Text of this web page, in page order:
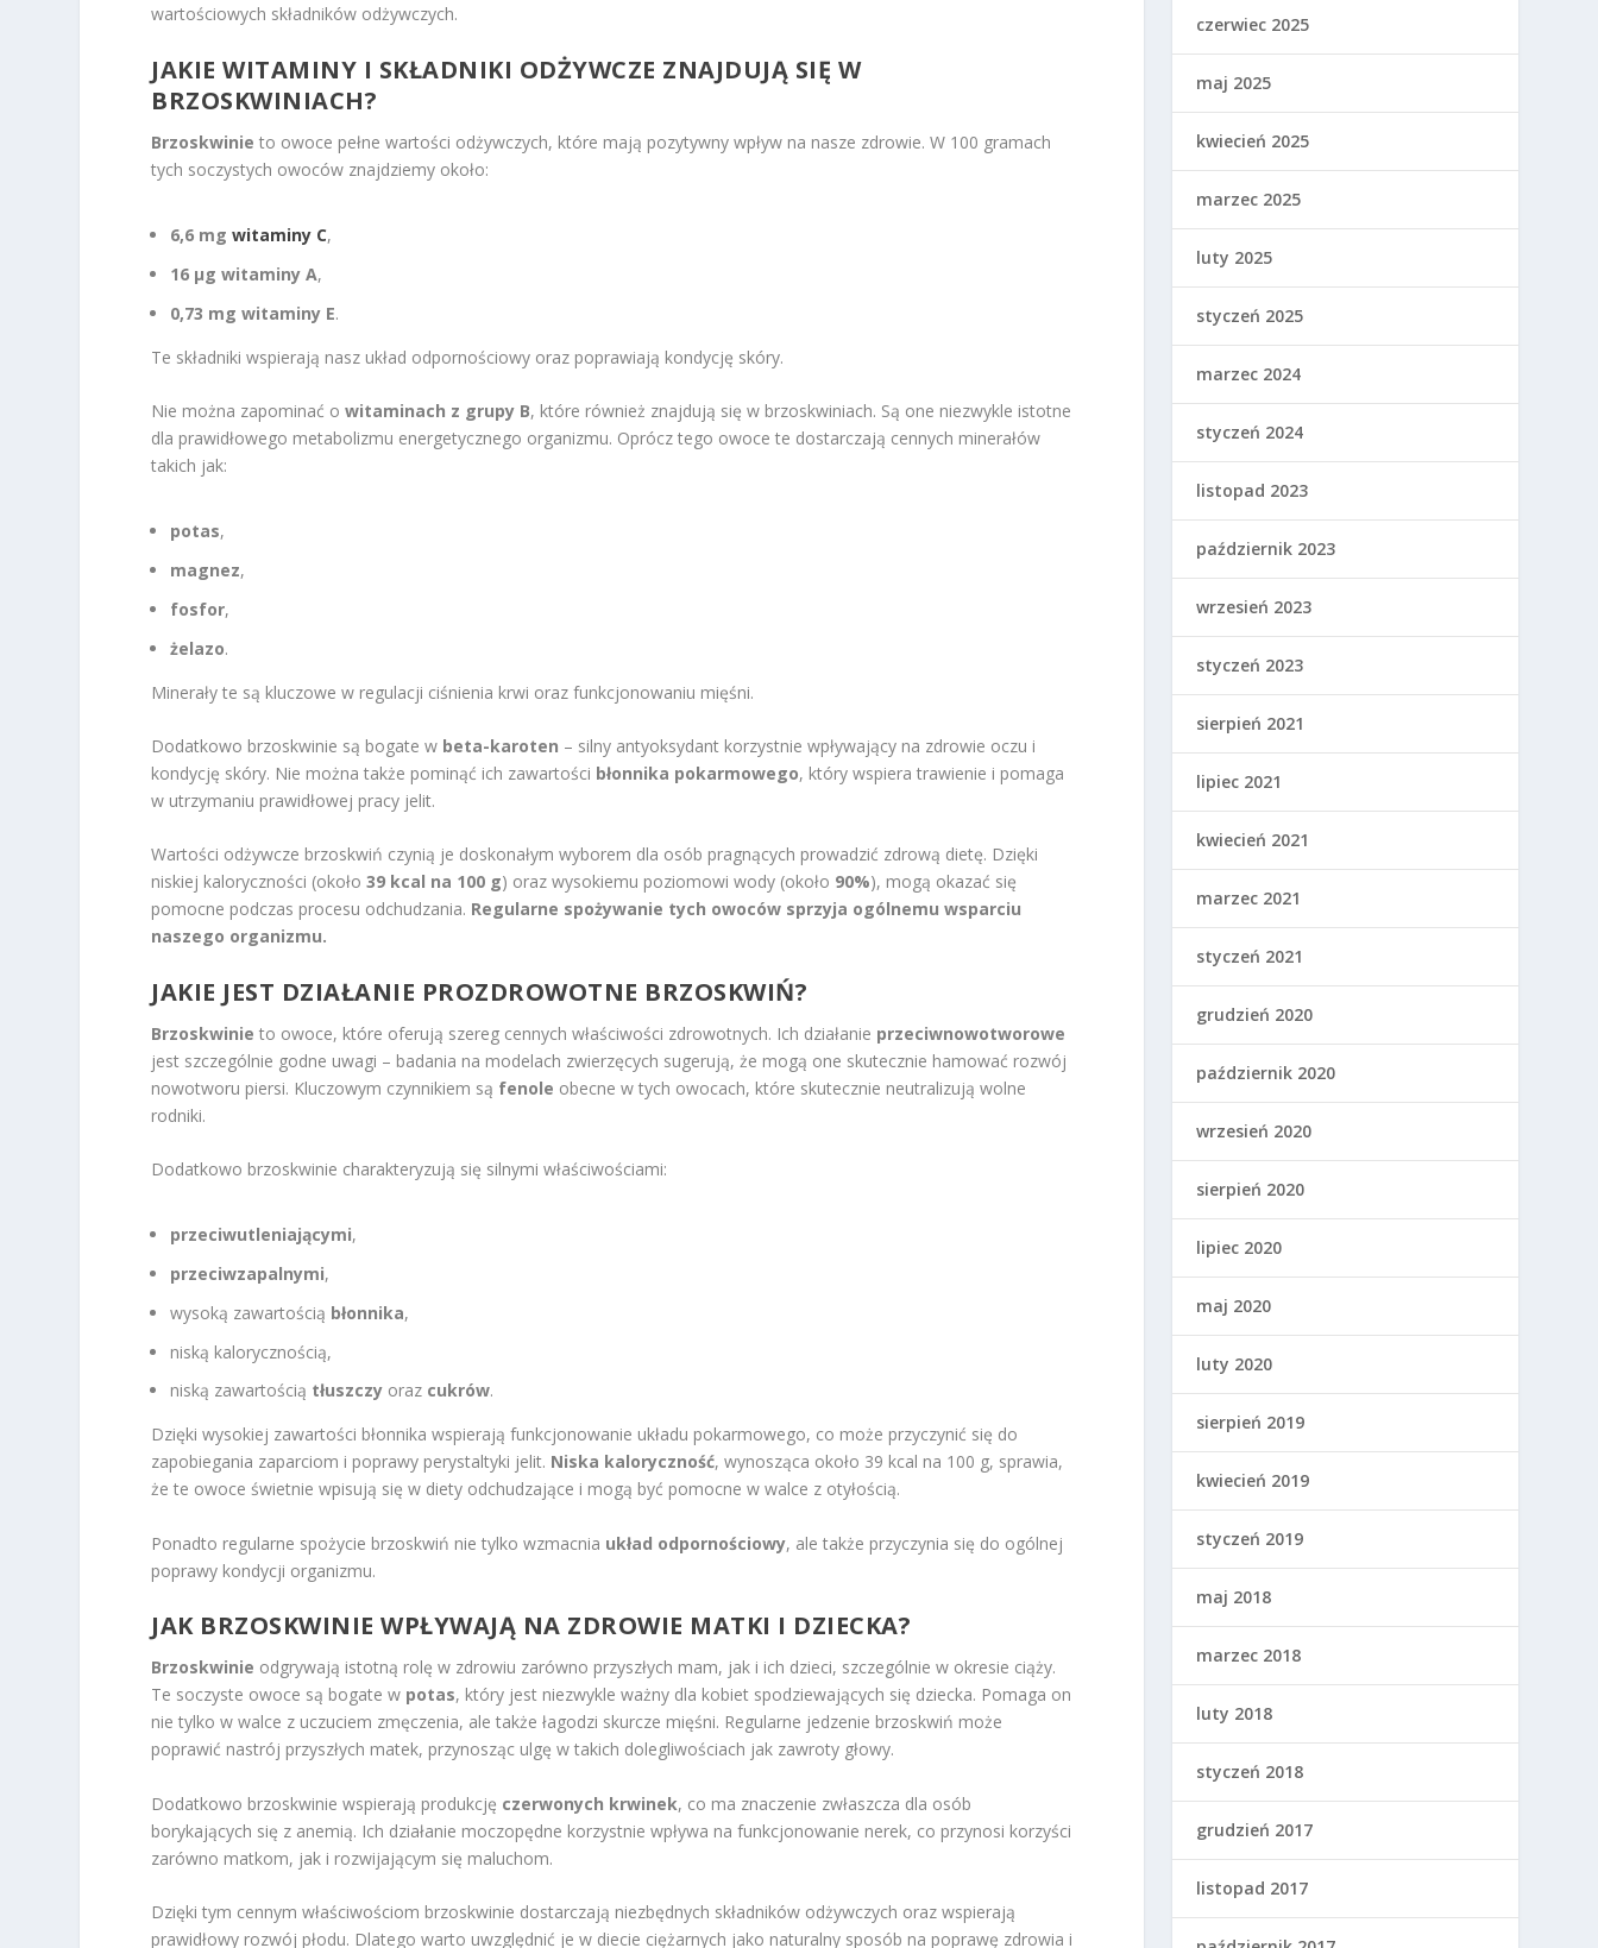
wartościowych składników odżywczych.
JAKIE WITAMINY I SKŁADNIKI ODŻYWCZE ZNAJDUJĄ SIĘ W
BRZOSKWINIACH?
Brzoskwinie to owoce pełne wartości odżywczych, które mają pozytywny wpływ na nasze zdrowie. W 100 gramach
tych soczystych owoców znajdziemy około:
6,6 mgwitaminy C,
16 µg witaminy A,
0,73 mg witaminy E.
Te składniki wspierają nasz układ odpornościowy oraz poprawiają kondycję skóry.
Nie można zapominać owitaminach z grupy B, które również znajdują się w brzoskwiniach. Są one niezwykle istotne
dla prawidłowego metabolizmu energetycznego organizmu. Oprócz tego owoce te dostarczają cennych minerałów
takich jak:
potas,
magnez,
fosfor,
żelazo.
Minerały te są kluczowe w regulacji ciśnienia krwi oraz funkcjonowaniu mięśni.
Dodatkowo brzoskwinie są bogate w beta-karoten – silny antyoksydant korzystnie wpływający na zdrowie oczu i
kondycję skóry. Nie można także pominąć ich zawartości błonnika pokarmowego, który wspiera trawienie i pomaga
w utrzymaniu prawidłowej pracy jelit.
Wartości odżywcze brzoskwiń czynią je doskonałym wyborem dla osób pragnących prowadzić zdrową dietę. Dzięki
niskiej kaloryczności (około39 kcal na 100 g) oraz wysokiemu poziomowi wody (około 90%), mogą okazać się
pomocne podczas procesu odchudzania. Regularne spożywanie tych owoców sprzyja ogólnemu wsparciu
naszego organizmu.
JAKIE JEST DZIAŁANIE PROZDROWOTNE BRZOSKWIŃ?
Brzoskwinie to owoce, które oferują szereg cennych właściwości zdrowotnych. Ich działanie przeciwnowotworowe
jest szczególnie godne uwagi – badania na modelach zwierzęcych sugerują, że mogą one skutecznie hamować rozwój
nowotworu piersi. Kluczowym czynnikiem są fenole obecne w tych owocach, które skutecznie neutralizują wolne
rodniki.
Dodatkowo brzoskwinie charakteryzują się silnymi właściwościami:
przeciwutleniającymi,
przeciwzapalnymi,
wysoką zawartością błonnika,
niską kalorycznością,
niską zawartością tłuszczy oraz cukrów.
Dzięki wysokiej zawartości błonnika wspierają funkcjonowanie układu pokarmowego, co może przyczynić się do
zapobiegania zaparciom i poprawy perystaltyki jelit. Niska kaloryczność, wynosząca około 39 kcal na 100 g, sprawia,
że te owoce świetnie wpisują się w diety odchudzające i mogą być pomocne w walce z otyłością.
Ponadto regularne spożycie brzoskwiń nie tylko wzmacnia układ odpornościowy, ale także przyczynia się do ogólnej
poprawy kondycji organizmu.
JAK BRZOSKWINIE WPŁYWAJĄ NA ZDROWIE MATKI I DZIECKA?
Brzoskwinie odgrywają istotną rolę w zdrowiu zarówno przyszłych mam, jak i ich dzieci, szczególnie w okresie ciąży.
Te soczyste owoce są bogate w potas, który jest niezwykle ważny dla kobiet spodziewających się dziecka. Pomaga on
nie tylko w walce z uczuciem zmęczenia, ale także łagodzi skurcze mięśni. Regularne jedzenie brzoskwiń może
poprawić nastrój przyszłych matek, przynosząc ulgę w takich dolegliwościach jak zawroty głowy.
Dodatkowo brzoskwinie wspierają produkcję czerwonych krwinek, co ma znaczenie zwłaszcza dla osób
borykających się z anemią. Ich działanie moczopędne korzystnie wpływa na funkcjonowanie nerek, co przynosi korzyści
zarówno matkom, jak i rozwijającym się maluchom.
Dzięki tym cennym właściwościom brzoskwinie dostarczają niezbędnych składników odżywczych oraz wspierają
prawidłowy rozwój płodu. Dlatego warto uwzględnić je w diecie ciężarnych jako naturalny sposób na poprawę zdrowia i
czerwiec 2025
maj 2025
kwiecień 2025
marzec 2025
luty 2025
styczeń 2025
marzec 2024
styczeń 2024
listopad 2023
październik 2023
wrzesień 2023
styczeń 2023
sierpień 2021
lipiec 2021
kwiecień 2021
marzec 2021
styczeń 2021
grudzień 2020
październik 2020
wrzesień 2020
sierpień 2020
lipiec 2020
maj 2020
luty 2020
sierpień 2019
kwiecień 2019
styczeń 2019
maj 2018
marzec 2018
luty 2018
styczeń 2018
grudzień 2017
listopad 2017